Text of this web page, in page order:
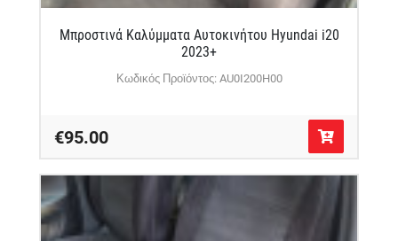
Μπροστινά Καλύμματα Αυτοκινήτου Hyundai i20
2023+
Κωδικός Προϊόντος: AU0I200H00
€95.00